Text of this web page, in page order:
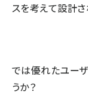
スを考えて設計さ
では優れたユー
うか？